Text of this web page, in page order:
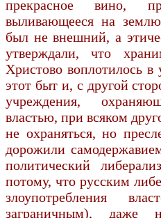
прекрасное вино,
выливающееся на
был не внешний, а
утверждали, что
Христово воплотилось в
этот быт и, с другой
учреждения,
властью, при всяком
не охраняться, но
дорожили
политический
потому, что русским
злоупотребления
заграничным),